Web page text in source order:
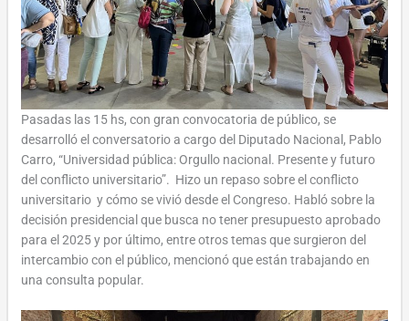
Pasadas las 15 hs, con gran convocatoria de público, se
desarrolló el conversatorio a cargo del Diputado Nacional, Pablo
Carro, “Universidad pública: Orgullo nacional. Presente y futuro
del conflicto universitario”. Hizo un repaso sobre el conflicto
universitario y cómo se vivió desde el Congreso. Habló sobre la
decisión presidencial que busca no tener presupuesto aprobado
para el 2025 y por último, entre otros temas que surgieron del
intercambio con el público, mencionó que están trabajando en
una consulta popular.